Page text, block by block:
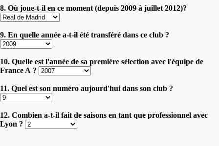
8. Où joue-t-il en ce moment (depuis 2009 à juillet 2012)?
9. En quelle année a-t-il été transféré dans ce club ?
10. Quelle est l'année de sa première sélection avec l'équipe de
France A ?
11. Quel est son numéro aujourd'hui dans son club ?
12. Combien a-t-il fait de saisons en tant que professionnel avec
Lyon ?